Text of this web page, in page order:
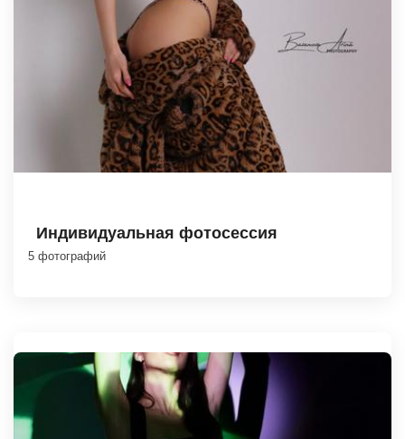
Индивидуальная фотосессия
5 фотографий